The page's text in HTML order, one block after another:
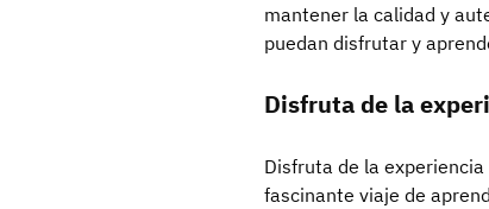
mantener la calidad y
puedan disfrutar y
Disfruta de la
Disfruta de la
fascinante viaje de